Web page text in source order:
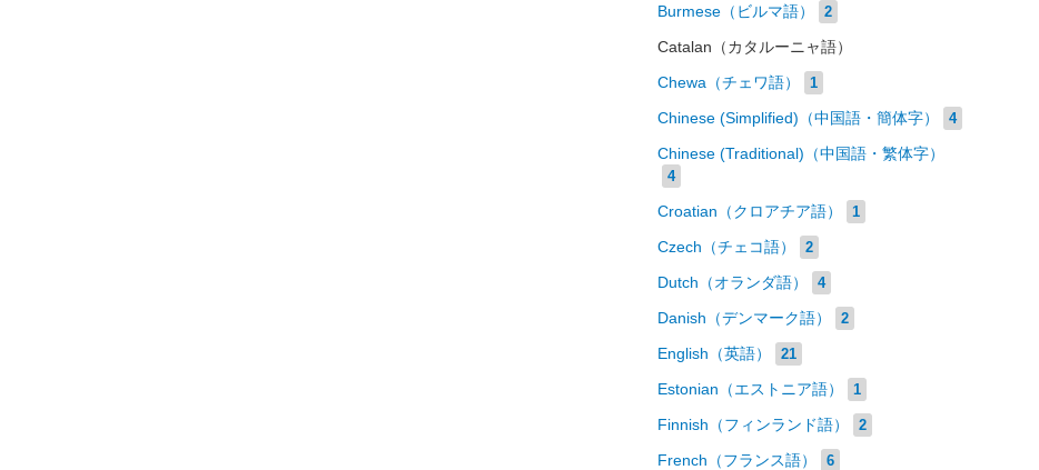
Burmese（ビルマ語） 2
Catalan（カタルーニャ語）
Chewa（チェワ語） 1
Chinese (Simplified)（中国語・簡体字） 4
Chinese (Traditional)（中国語・繁体字）
4
Croatian（クロアチア語） 1
Czech（チェコ語） 2
Dutch（オランダ語） 4
Danish（デンマーク語） 2
English（英語） 21
Estonian（エストニア語） 1
Finnish（フィンランド語） 2
French（フランス語） 6